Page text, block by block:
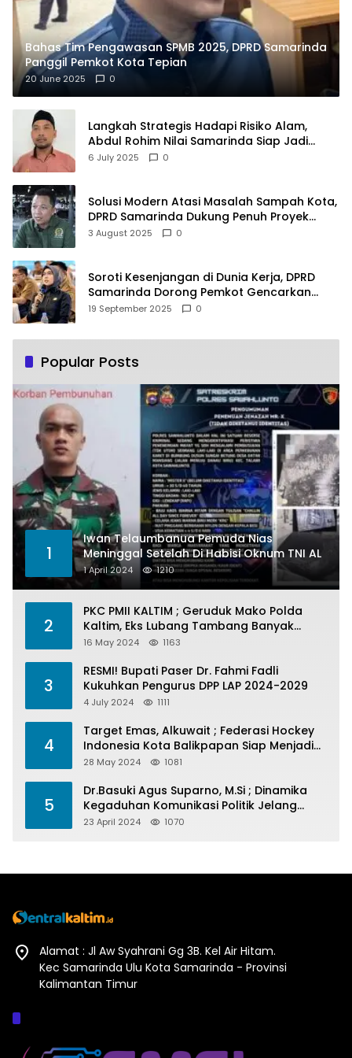
Bahas Tim Pengawasan SPMB 2025, DPRD Samarinda
Panggil Pemkot Kota Tepian
20 June 2025 0
Langkah Strategis Hadapi Risiko Alam,
Abdul Rohim Nilai Samarinda Siap Jadi
Pusat Logistik Bencana Kalimantan
6 July 2025 0
Solusi Modern Atasi Masalah Sampah Kota,
DPRD Samarinda Dukung Penuh Proyek
PLTSA
3 August 2025 0
Soroti Kesenjangan di Dunia Kerja, DPRD
Samarinda Dorong Pemkot Gencarkan
Pemberdayaan Perempuan
19 September 2025 0
Popular Posts
1
Iwan Telaumbanua Pemuda Nias
Meninggal Setelah Di Habisi Oknum TNI AL
1 April 2024 1210
2
PKC PMII KALTIM ; Geruduk Mako Polda
Kaltim, Eks Lubang Tambang Banyak
Menelan Korban
16 May 2024 1163
3
RESMI! Bupati Paser Dr. Fahmi Fadli
Kukuhkan Pengurus DPP LAP 2024-2029
4 July 2024 1111
4
Target Emas, Alkuwait ; Federasi Hockey
Indonesia Kota Balikpapan Siap Menjadi
Barometer Prestasi Di Kaltim
28 May 2024 1081
5
Dr.Basuki Agus Suparno, M.Si ; Dinamika
Kegaduhan Komunikasi Politik Jelang
Pesta Politik 2024
23 April 2024 1070
Alamat : Jl Aw Syahrani Gg 3B. Kel Air Hitam.
Kec Samarinda Ulu Kota Samarinda - Provinsi
Kalimantan Timur